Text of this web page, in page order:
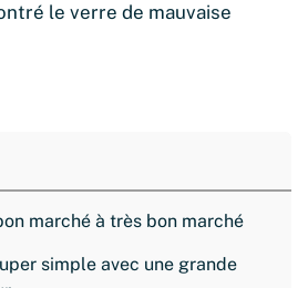
le verre de mauvaise
marché à très bon marché
simple avec une grande